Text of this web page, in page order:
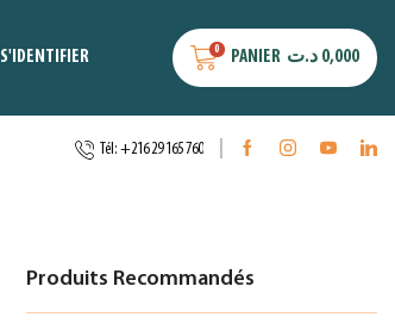
S'IDENTIFIER 0 PANIER 0,000 د.ت
Tél: +216 29 165 760
Produits Recommandés